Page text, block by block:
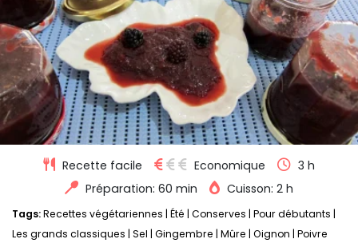
Recette facile Economique
3 h
Préparation: 60 min
Cuisson: 2 h
Tags:Recettes végétariennes Été Conserves Pour débutants
Les grands classiques Sel Gingembre Mûre Oignon Poivre